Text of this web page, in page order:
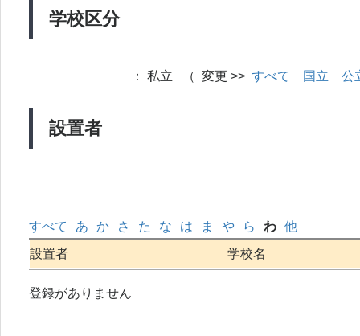
学校区分
設置者
： 私立 （ 変更 >> すべて 国立 公
すべて あ か さ た な は ま や ら わ 他
設置者
学校名
登録がありません